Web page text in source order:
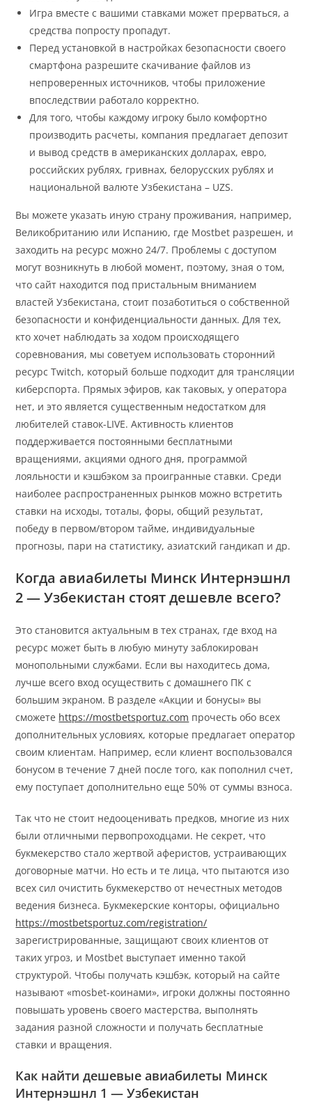
Игра вместе с вашими ставками может прерваться, а
средства попросту пропадут.
Перед установкой в настройках безопасности своего
смартфона разрешите скачивание файлов из
непроверенных источников, чтобы приложение
впоследствии работало корректно.
Для того, чтобы каждому игроку было комфортно
производить расчеты, компания предлагает депозит
и вывод средств в американских долларах, евро,
российских рублях, гривнах, белорусских рублях и
национальной валюте Узбекистана – UZS.
Вы можете указать иную страну проживания, например,
Великобританию или Испанию, где Mostbet разрешен, и
заходить на ресурс можно 24/7. Проблемы с доступом
могут возникнуть в любой момент, поэтому, зная о том,
что сайт находится под пристальным вниманием
властей Узбекистана, стоит позаботиться о собственной
безопасности и конфиденциальности данных. Для тех,
кто хочет наблюдать за ходом происходящего
соревнования, мы советуем использовать сторонний
ресурс Twitch, который больше подходит для трансляции
киберспорта. Прямых эфиров, как таковых, у оператора
нет, и это является существенным недостатком для
любителей ставок-LIVE. Активность клиентов
поддерживается постоянными бесплатными
вращениями, акциями одного дня, программой
лояльности и кэшбэком за проигранные ставки. Среди
наиболее распространенных рынков можно встретить
ставки на исходы, тоталы, форы, общий результат,
победу в первом/втором тайме, индивидуальные
прогнозы, пари на статистику, азиатский гандикап и др.
Когда авиабилеты Минск Интернэшнл
2 — Узбекистан стоят дешевле всего?
Это становится актуальным в тех странах, где вход на
ресурс может быть в любую минуту заблокирован
монопольными службами. Если вы находитесь дома,
лучше всего вход осуществить с домашнего ПК с
большим экраном. В разделе «Акции и бонусы» вы
сможете https://mostbetsportuz.com прочесть обо всех
дополнительных условиях, которые предлагает оператор
своим клиентам. Например, если клиент воспользовался
бонусом в течение 7 дней после того, как пополнил счет,
ему поступает дополнительно еще 50% от суммы взноса.
Так что не стоит недооценивать предков, многие из них
были отличными первопроходцами. Не секрет, что
букмекерство стало жертвой аферистов, устраивающих
договорные матчи. Но есть и те лица, что пытаются изо
всех сил очистить букмекерство от нечестных методов
ведения бизнеса. Букмекерские конторы, официально
https://mostbetsportuz.com/registration/
зарегистрированные, защищают своих клиентов от
таких угроз, и Mostbet выступает именно такой
структурой. Чтобы получать кэшбэк, который на сайте
называют «mosbet-коинами», игроки должны постоянно
повышать уровень своего мастерства, выполнять
задания разной сложности и получать бесплатные
ставки и вращения.
Как найти дешевые авиабилеты Минск
Интернэшнл 1 — Узбекистан